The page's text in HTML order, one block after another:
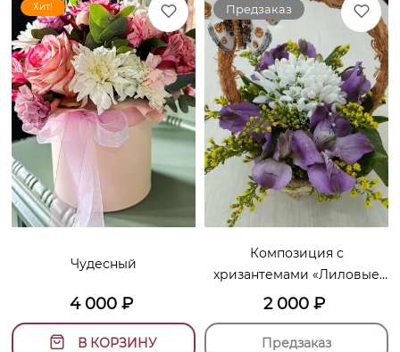
Хит!
Чудесный
4 000 ₽
В КОРЗИНУ
Предзаказ
Композиция с
хризантемами «Лиловые
грёзы»
2 000 ₽
Предзаказ